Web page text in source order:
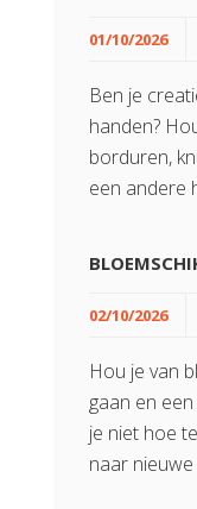
01/10/2026
Ben je
handen?
borduren,
een andere
02/10/2026
Hou je van
gaan en
je niet hoe
naar nieuwe